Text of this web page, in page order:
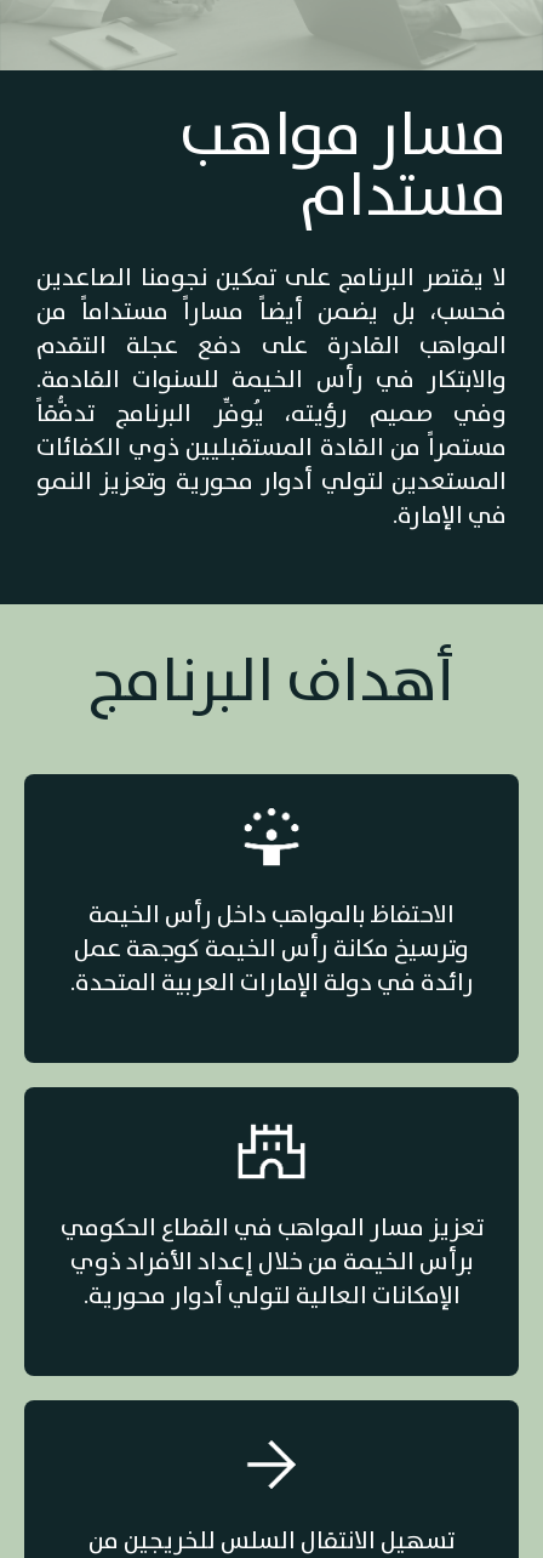
مسار مواهب
مستدام
لا يقتصر البرنامج على تمكين نجومنا الصاعدين
فحسب، بل يضمن أيضاً مساراً مستداماً من
المواهب القادرة على دفع عجلة التقدم
والابتكار في رأس الخيمة للسنوات القادمة.
وفي صميم رؤيته، يُوفِّر البرنامج تدفُّقاً
مستمراً من القادة المستقبليين ذوي الكفائات
المستعدين لتولي أدوار محورية وتعزيز النمو
في الإمارة.
أهداف البرنامج
الاحتفاظ بالمواهب داخل رأس الخيمة
وترسيخ مكانة رأس الخيمة كوجهة عمل
رائدة في دولة الإمارات العربية المتحدة.
تعزيز مسار المواهب في القطاع الحكومي
برأس الخيمة من خلال إعداد الأفراد ذوي
الإمكانات العالية لتولي أدوار محورية.
تسهيل الانتقال السلس للخريجين من